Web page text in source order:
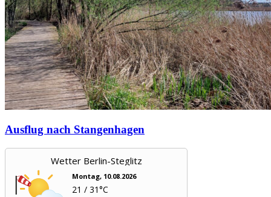
Ausflug nach Stangenhagen
Wetter Berlin-Steglitz
Montag, 10.08.2026
21 / 31°C